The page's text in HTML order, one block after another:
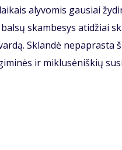
alyvomis gausiai
skambesys atidžiai
Sklandė nepaprasta
ir miklusėniškių